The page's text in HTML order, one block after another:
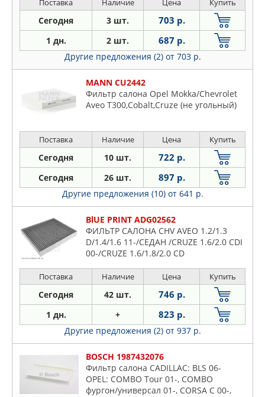
Поставка Наличие Цена Купить
Сегодня 3 шт. 703 р.
1 дн. 2 шт. 687 р.
Другие предложения (2) от 703 р.
MANN CU2442
Фильтр салона Opel Mokka/Chevrolet
Aveo T300,Cobalt,Cruze (не угольный)
Поставка Наличие Цена Купить
Сегодня 10 шт. 722 р.
Сегодня 26 шт. 897 р.
Другие предложения (10) от 641 р.
BlUE PRINT ADG02562
ФИЛЬТР САЛОНА CHV AVEO 1.2/1.3
D/1.4/1.6 11-/СЕДАН /CRUZE 1.6/2.0 CDI
00-/CRUZE 1.6/1.8/2.0 CD
Поставка Наличие Цена Купить
Сегодня 42 шт. 746 р.
1 дн. + 823 р.
Другие предложения (2) от 937 р.
BOSCH 1987432076
Фильтр салона CADILLAC: BLS 06-
OPEL: COMBO Tour 01-, COMBO
фургон/универсал 01-, CORSA C 00-,